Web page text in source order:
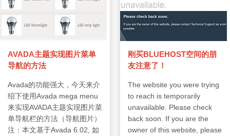
AVADA主题实现图片菜单
导航的方法
Avada的功能强大，今天来介
绍下使用Avada mega menu
来实现AVADA主题实现图片菜
单导航栏的方法（导航图片）
注：本文基于Avada 6.02, 如
刚买BLUEHOST空间的朋
友注意了！
The website you were trying
to reach is temporarily
unavailable. Please check
back soon. If you are the
owner of this website, please